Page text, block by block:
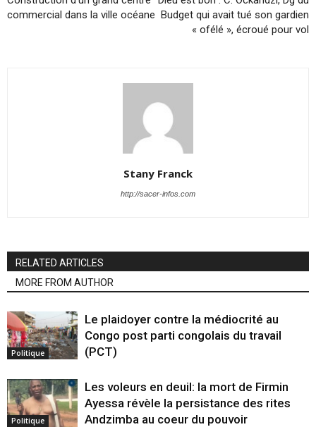
commercial dans la ville océane Budget qui avait tué son gardien
« ofélé », écroué pour vol
Stany Franck
http://sacer-infos.com
RELATED ARTICLES
MORE FROM AUTHOR
Politique
Le plaidoyer contre la médiocrité au
Congo post parti congolais du travail
(PCT)
Politique
Les voleurs en deuil: la mort de Firmin
Ayessa révèle la persistance des rites
Andzimba au coeur du pouvoir